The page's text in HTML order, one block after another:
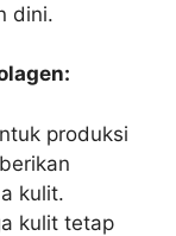
dini.
produksi
kulit.
kulit tetap